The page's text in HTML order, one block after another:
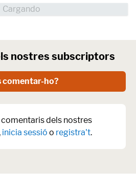
nostres subscriptors
comentar-ho?
comentaris dels nostres
inicia sessió o registra't.